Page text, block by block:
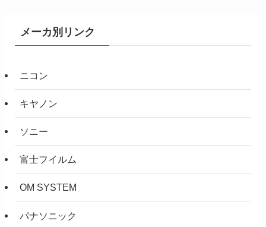
メーカ別リンク
ニコン
キヤノン
ソニー
富士フイルム
OM SYSTEM
パナソニック